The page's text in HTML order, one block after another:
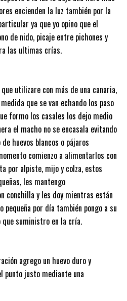
encienden la luz también por la
ya que yo opino que el
de nido, picaje entre pichones y
las ultimas crías.
utilizare con más de una canaria,
que se van echando los paso
formo los casales los dejo medio
el macho no se encasala evitando
huevos blancos o pájaros
comienzo a alimentarlos con
por alpiste, mijo y colza, estos
les mantengo
conchilla y les doy mientras están
pequeña por día también pongo a su
suministro en la cría.
agrego un huevo duro y
punto justo mediante una